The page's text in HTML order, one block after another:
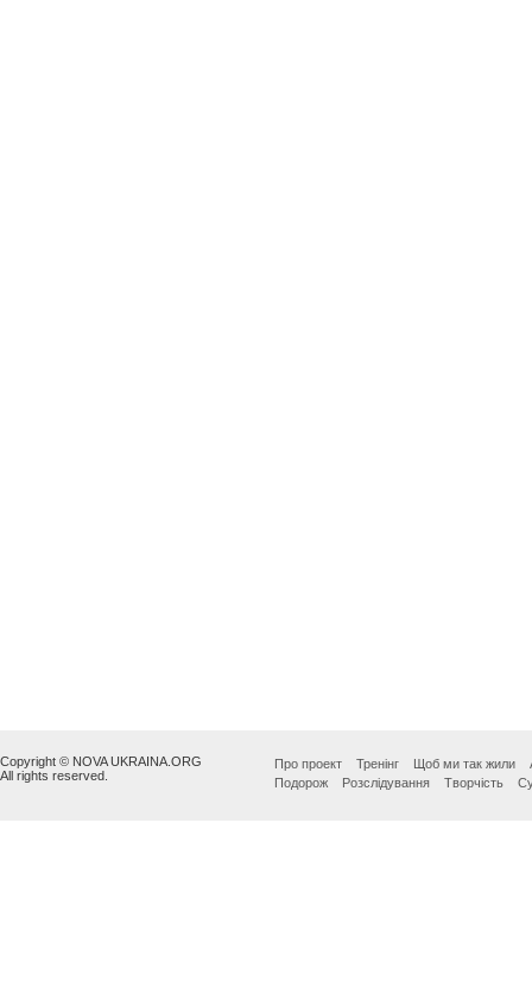
Copyright © NOVA UKRAINA.ORG
All rights reserved.
Про проект Тренінг Щоб ми так жили
Подорож
Розслідування Творчість